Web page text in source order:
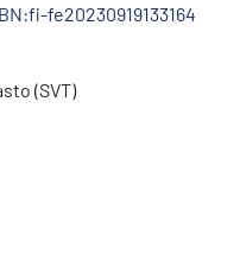
fe20230919133164
(SVT)